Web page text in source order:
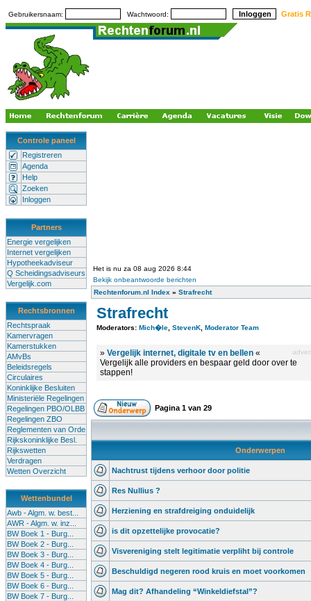
Gebruikersnaam: Wachtwoord: Gratis
Controle paneel
Registreren
Agenda
Help
Zoeken
Inloggen
Partners
Energie vergelijken
Internet vergelijken
Hypotheekadviseur
Q Scheidingsadviseurs
Vergelijk.com
Rechtsbronnen
Rechtspraak
Kamervragen
Kamerstukken
AMvBs
Beleidsregels
Circulaires
Koninklijke Besluiten
Ministeriële Regelingen
Regelingen PBO/OLBB
Regelingen ZBO
Reglementen van Orde
Rijkskoninklijke Besl.
Rijkswetten
Verdragen
Wetten Overzicht
Wettenbundel
Awb - Algm. w. best...
AWR - Algm. w. inz...
BW Boek 1 - Burg...
BW Boek 2 - Burg...
BW Boek 3 - Burg...
BW Boek 4 - Burg...
BW Boek 5 - Burg...
BW Boek 6 - Burg...
BW Boek 7 - Burg...
Het is nu za 08 aug 2026 8:44
Bekijk onbeantwoorde berichten
Rechtenforum.nl Index » Strafrecht
Strafrecht
Moderators: Mich�le StevenK Moderator Team
» Vergelijk internet, digitale tv en bellen «
Vergelijk alle providers en bespaar geld door over te
stappen!
Pagina 1 van 29
Onderwerpen
Nachtrust tijdens verhoor door politie
Res Nullius ?
Herziening en strafdreiging onduidelijk
is dit opzettelijke provocatie?
Visvereniging stelt legitimatie verpliht bij controle
Beschuldigd negeren rood kruis en moet voorkomen
Mag dit? Afhandeling “Winkeldiefstal”?